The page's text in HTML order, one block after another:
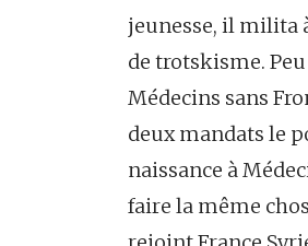
jeunesse, il milita
de trotskisme.
Médecins sans
deux mandats le
naissance à
faire la même